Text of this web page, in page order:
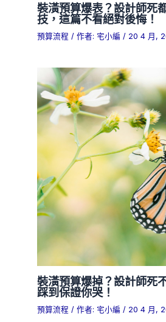
裝潢預算爆表？設計師死
技，這篇不看絕對後悔！
預算流程 / 作者: 宅小編/ 20 4 月,
裝潢預算爆掉？設計師死
踩到保證你哭！
預算流程 / 作者: 宅小編 / 20 4 月,